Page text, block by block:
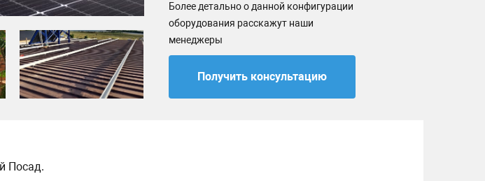
Более детально о данной конфигурации
оборудования расскажут наши
менеджеры
Получить консультацию
Посад.